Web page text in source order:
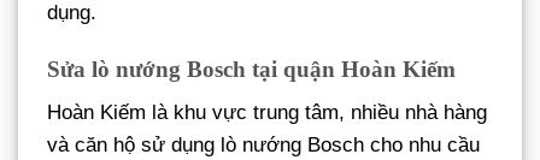
dụng.
Sửa lò nướng Bosch tại quận Hoàn Kiếm
Hoàn Kiếm là khu vực trung tâm, nhiều nhà hàng
và căn hộ sử dụng lò nướng Bosch cho nhu cầu